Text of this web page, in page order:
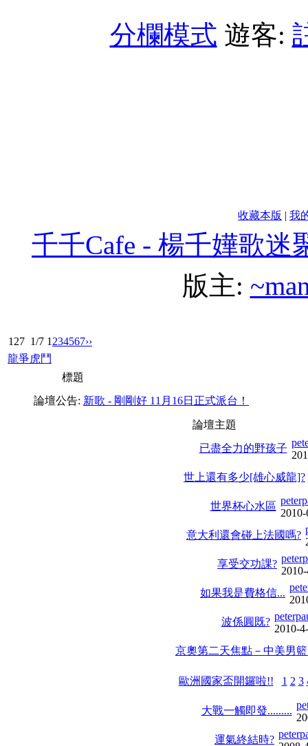
分欄模式 遊客:
收藏本版 | 我
千千Cafe - 楊千嬅歌迷
版主:
127 1/7 1 234567››
龍爭虎鬥
標題
論壇公告: 新歌 - 剛剛好 11月16日正式派台！
論壇主題
已盡全力的野孩子
世上還有多少[雄心威龍]?
世界杯心水區
意大利還會碰上法國嗎?
享受交功課?
如果我是費格信...
波係圓既?
2010-
京奧第二天焦點－中美男
歐洲國家盃開鑼啦!! 1 2 3
大戰一觸即發.........
運氣終結時?